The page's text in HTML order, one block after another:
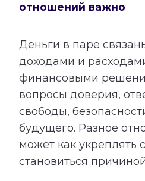
отношений важно
Деньги в паре
доходами и
финансовыми
вопросы доверия,
свободы,
будущего. Разное
может как укреплять
становиться